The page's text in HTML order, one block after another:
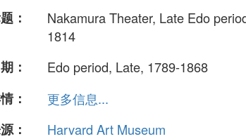
：
Nakamura Theater, Late Edo
1814
：
Edo period, Late, 1789-1868
：
更多信息...
：
Harvard Art Museum